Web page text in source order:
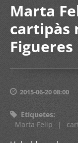
Marta
cartipàs
Figueres
2015-06-20 08:00
Etiquetes:
Marta Felip
|